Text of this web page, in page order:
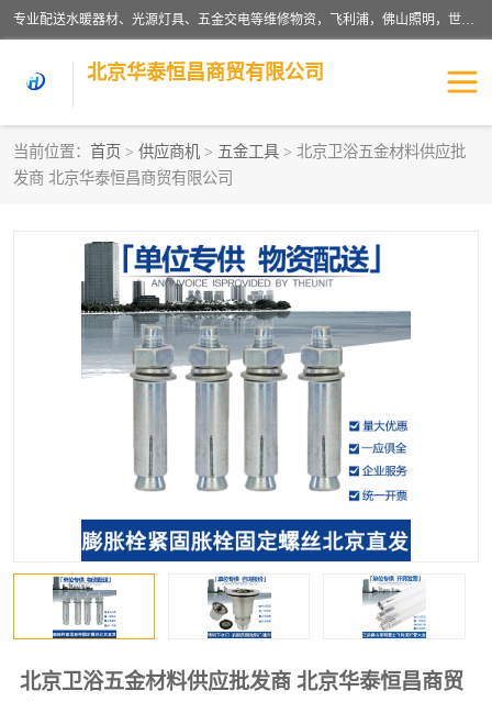
专业配送水暖器材、光源灯具、五金交电等维修物资，飞利浦，佛山照明，世达，博世，九牧，特陶等各产品涉及国内外知名品牌。公司专注与物业、学校、酒店、工厂等单位合作，提供一站式配送服务，降低客户综合成本。依托电子商务改变传统模式，以专业的团队为客户提供24H物资配送到达，货到月结、统一开票，便捷退换等服务，提高了企业的运营效率。
北京华泰恒昌商贸有限公司
当前位置： 首页 > 供应商机 > 五金工具 > 北京卫浴五金材料供应批
发商 北京华泰恒昌商贸有限公司
北京卫浴五金材料供应批发商 北京华泰恒昌商贸
水暖阀门
五金工具 涂料辅材